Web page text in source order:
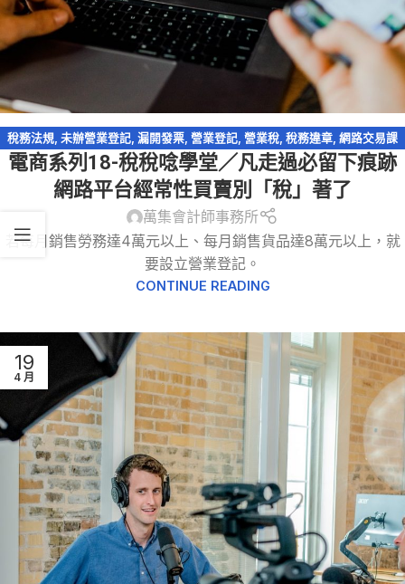
稅務法規 未辦營業登記 漏開發票 營業登記 營業稅 稅務違章 網路交易課
稅
網路拍賣,網路購物,逃漏稅,電商系列,電子商務
電商系列18-稅稅唸學堂／凡走過必留下痕跡
網路平台經常性買賣別「稅」著了
萬集會計師事務所
若每月銷售勞務達4萬元以上、每月銷售貨品達8萬元以上，就
要設立營業登記。
CONTINUE READING
19
4 月